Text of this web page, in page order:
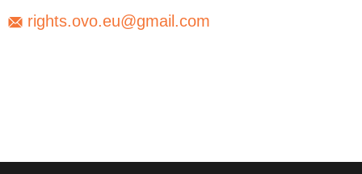
rights.ovo.eu@gmail.com